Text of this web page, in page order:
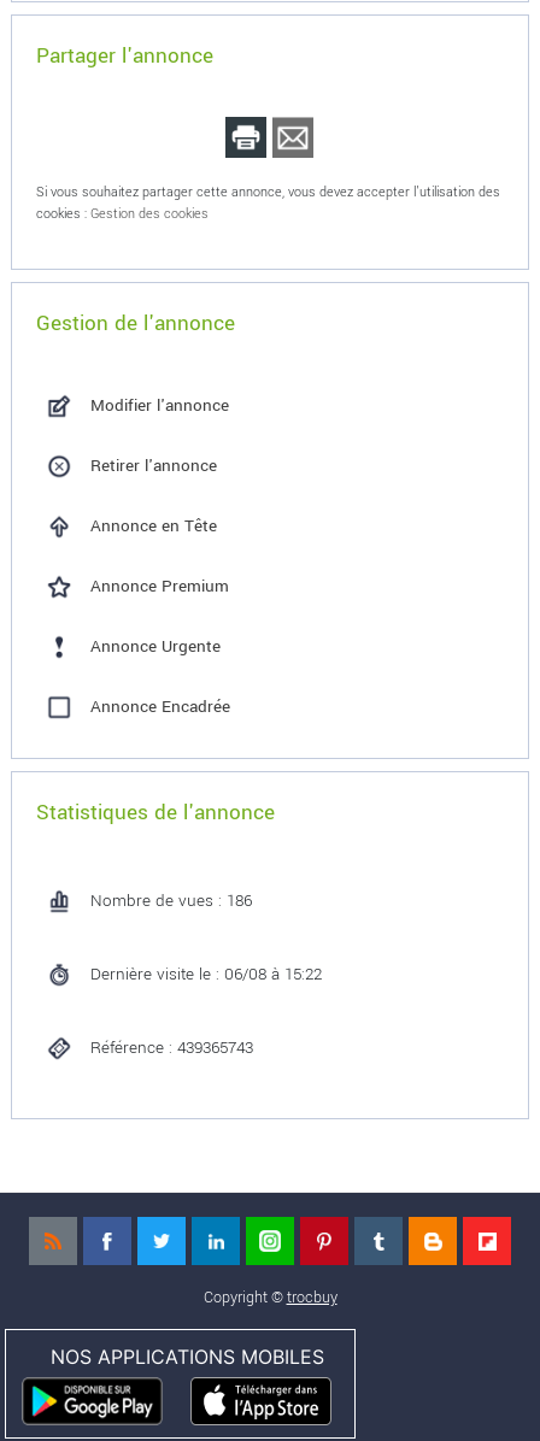
Partager l'annonce
Si vous souhaitez partager cette annonce, vous devez accepter l'utilisation des
cookies : Gestion des cookies
Gestion de l'annonce
Modifier l'annonce
Retirer l'annonce
Annonce en Tête
Annonce Premium
Annonce Urgente
Annonce Encadrée
Statistiques de l'annonce
Nombre de vues : 186
Dernière visite le : 06/08 à 15:22
Référence : 439365743
Copyright ©trocbuy
NOS APPLICATIONS MOBILES